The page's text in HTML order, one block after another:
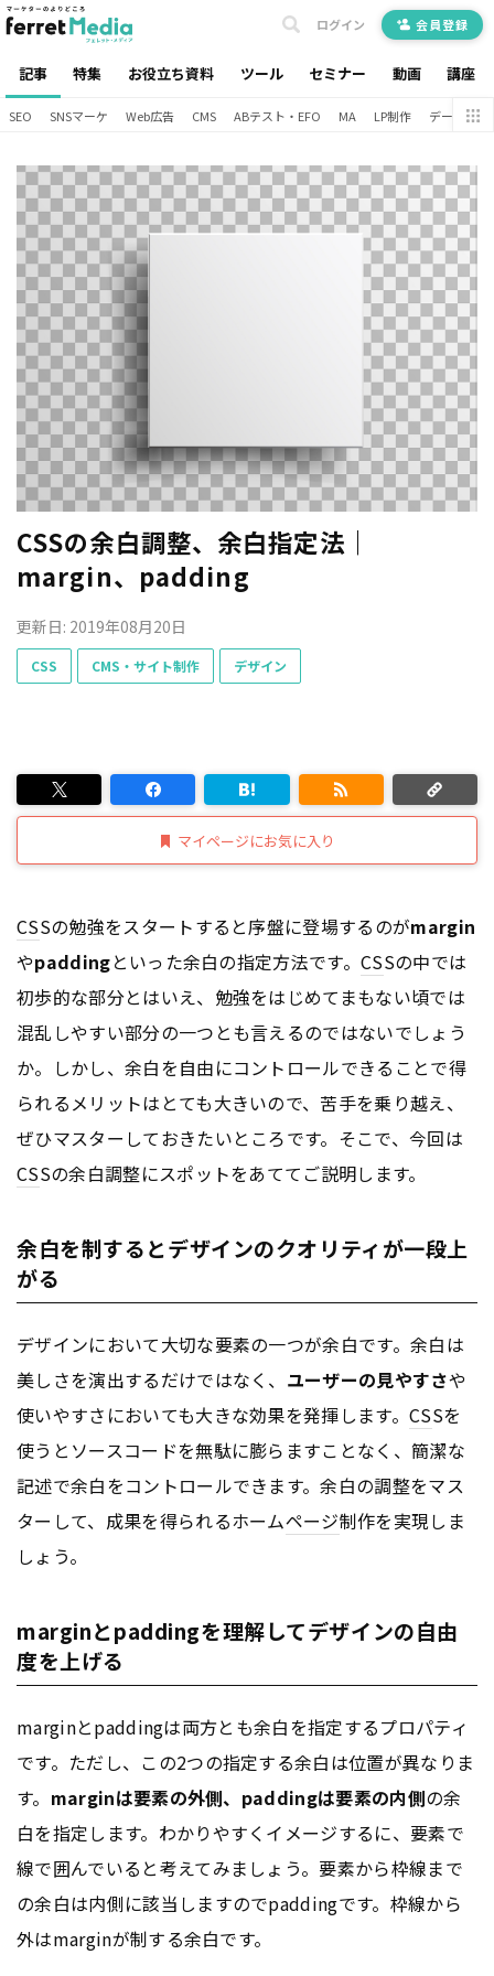
記事 特集 お役立ち資料 ツール セミナー 動画 講座
ログイン 会員登録
SEO SNSマーケ Web広告 CMS ABテスト・EFO MA LP制作 データ分析
CSSの余白調整、余白指定法｜
margin、padding
更新日: 2019年08月20日
CSS CMS・サイト制作 デザイン
マイページにお気に入り
CSSの勉強をスタートすると序盤に登場するのがmargin
やpaddingといった余白の指定方法です。CSSの中では
初歩的な部分とはいえ、勉強をはじめてまもない頃では
混乱しやすい部分の一つとも言えるのではないでしょう
か。しかし、余白を自由にコントロールできることで得
られるメリットはとても大きいので、苦手を乗り越え、
ぜひマスターしておきたいところです。そこで、今回は
CSSの余白調整にスポットをあててご説明します。
余白を制するとデザインのクオリティが一段上
がる
デザインにおいて大切な要素の一つが余白です。余白は
美しさを演出するだけではなく、 ユーザーの見やすさや
使いやすさにおいても大きな効果を発揮します。CSSを
使うとソースコードを無駄に膨らますことなく、簡潔な
記述で余白をコントロールできます。余白の調整をマス
ターして、成果を得られるホームページ制作を実現しま
しょう。
marginとpaddingを理解してデザインの自由
度を上げる
marginとpaddingは両方とも余白を指定するプロパティ
です。ただし、この2つの指定する余白は位置が異なりま
す。 marginは要素の外側、paddingは要素の内側の余
白を指定します。わかりやすくイメージするに、要素で
線で囲んでいると考えてみましょう。要素から枠線まで
の余白は内側に該当しますのでpaddingです。枠線から
外はmarginが制する余白です。